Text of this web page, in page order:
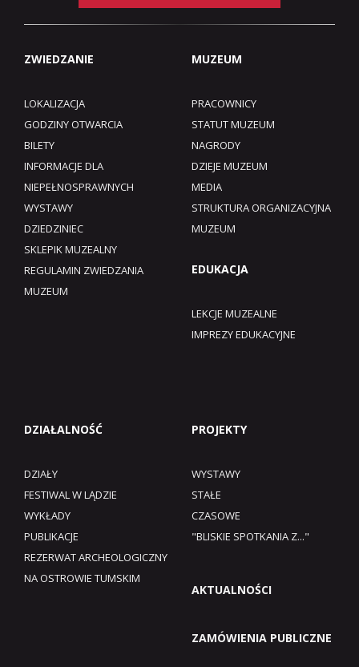
ZWIEDZANIE
LOKALIZACJA
GODZINY OTWARCIA
BILETY
INFORMACJE DLA
NIEPEŁNOSPRAWNYCH
WYSTAWY
DZIEDZINIEC
SKLEPIK MUZEALNY
REGULAMIN ZWIEDZANIA
MUZEUM​
MUZEUM
PRACOWNICY
STATUT MUZEUM
NAGRODY
DZIEJE MUZEUM
MEDIA
STRUKTURA ORGANIZACYJNA
MUZEUM
EDUKACJA
LEKCJE MUZEALNE
IMPREZY EDUKACYJNE
DZIAŁALNOŚĆ
DZIAŁY
FESTIWAL W LĄDZIE
WYKŁADY
PUBLIKACJE
REZERWAT ARCHEOLOGICZNY
NA OSTROWIE TUMSKIM
PROJEKTY
WYSTAWY
STAŁE
CZASOWE
"BLISKIE SPOTKANIA Z..."
AKTUALNOŚCI
ZAMÓWIENIA PUBLICZNE